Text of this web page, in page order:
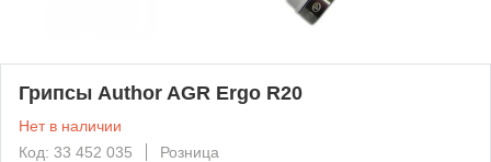
Грипсы Author AGR Ergo R20
Нет в наличии
Код: 33 452 035
Розница